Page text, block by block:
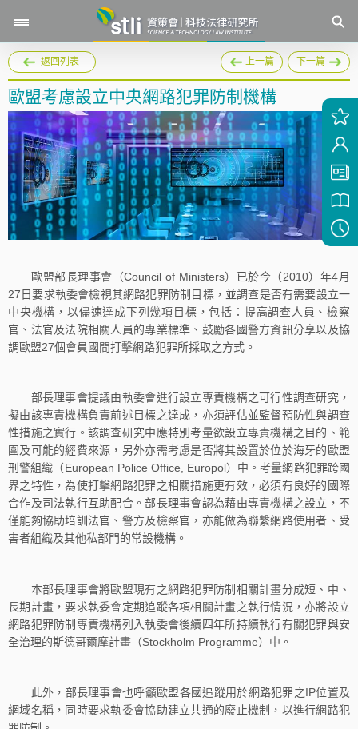
返回列表 上一篇 下一篇
歐盟考慮設立中央網路犯罪防制機構
歐盟部長理事會（Council of Ministers）已於今（2010）年4月
27日要求執委會檢視其網路犯罪防制目標，並調查是否有需要設立一
中央機構，以儘速達成下列幾項目標，包括：提高調查人員、檢察
官、法官及法院相關人員的專業標準、鼓勵各國警方資訊分享以及協
調歐盟27個會員國間打擊網路犯罪所採取之方式。
部長理事會提議由執委會進行設立專責機構之可行性調查研究，
擬由該專責機構負責前述目標之達成，亦須評估並監督預防性與調查
性措施之實行。該調查研究中應特別考量欲設立專責機構之目的、範
圍及可能的經費來源，另外亦需考慮是否將其設置於位於海牙的歐盟
刑警組織（European Police Office, Europol）中。考量網路犯罪跨國
界之特性，為使打擊網路犯罪之相關措施更有效，必須有良好的國際
合作及司法執行互助配合。部長理事會認為藉由專責機構之設立，不
僅能夠協助培訓法官、警方及檢察官，亦能做為聯繫網路使用者、受
害者組織及其他私部門的常設機構。
本部長理事會將歐盟現有之網路犯罪防制相關計畫分成短、中、
長期計畫，要求執委會定期追蹤各項相關計畫之執行情況，亦將設立
網路犯罪防制專責機構列入執委會後續四年所持續執行有關犯罪與安
全治理的斯德哥爾摩計畫（Stockholm Programme）中。
此外，部長理事會也呼籲歐盟各國追蹤用於網路犯罪之IP位置及
網域名稱，同時要求執委會協助建立共通的廢止機制，以進行網路犯